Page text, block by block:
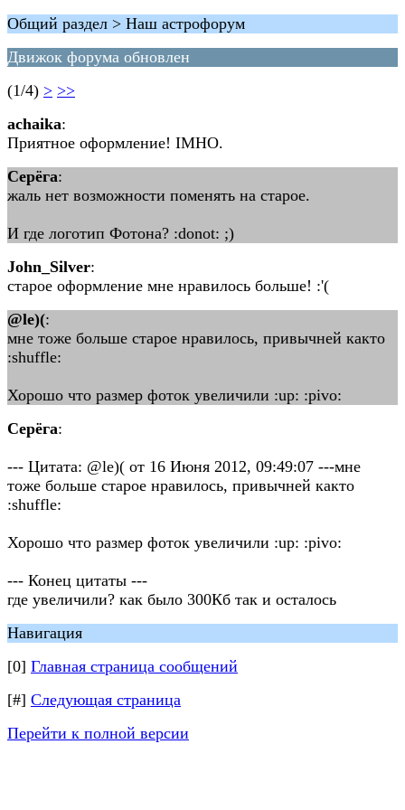
Общий раздел > Наш астрофорум
Движок форума обновлен
(1/4) > >>
achaika:
Приятное оформление! IMHO.
Серёга:
жаль нет возможности поменять на старое.
И где логотип Фотона? :donot: ;)
John_Silver:
старое оформление мне нравилось больше! :'(
@le)(:
мне тоже больше старое нравилось, привычней както
:shuffle:
Хорошо что размер фоток увеличили :up: :pivo:
Серёга:
--- Цитата: @le)( от 16 Июня 2012, 09:49:07 ---мне
тоже больше старое нравилось, привычней както
:shuffle:
Хорошо что размер фоток увеличили :up: :pivo:
--- Конец цитаты ---
где увеличили? как было 300Кб так и осталось
Навигация
[0] Главная страница сообщений
[#] Следующая страница
Перейти к полной версии